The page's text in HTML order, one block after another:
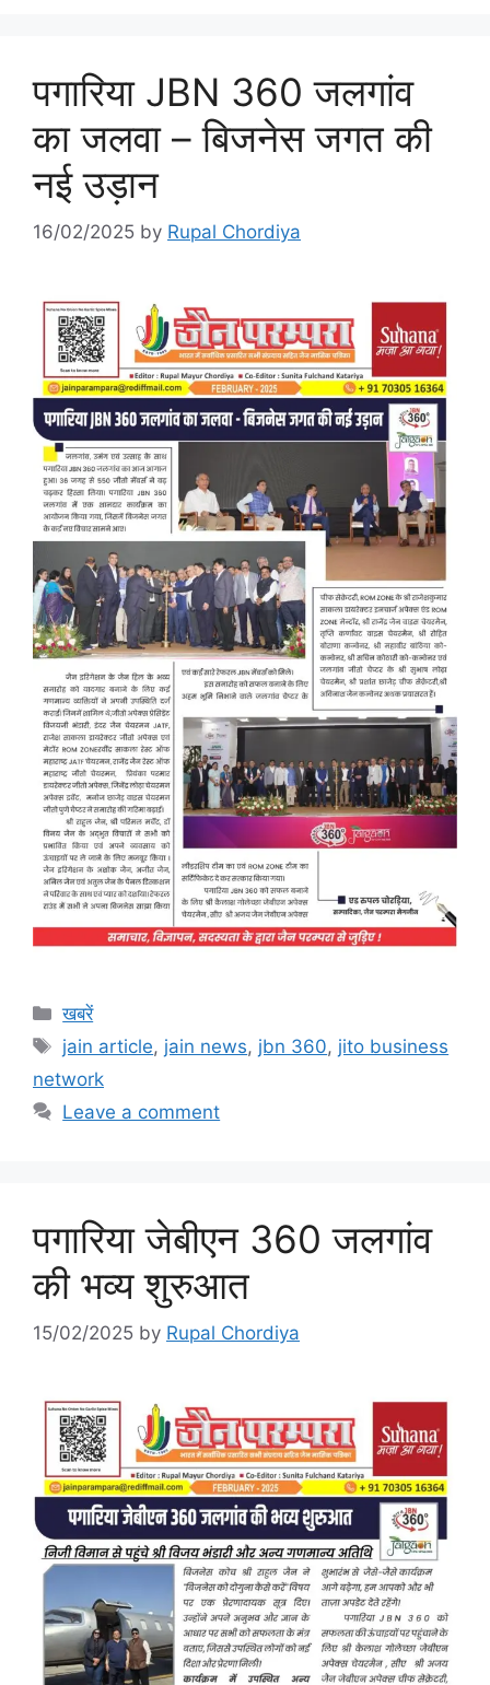
पगारिया JBN 360 जलगांव
का जलवा – बिजनेस जगत की
नई उड़ान
16/02/2025 by Rupal Chordiya
Categories
खबरें
Tags
jain article, jain news, jbn 360, jito business
network
Leave a comment
पगारिया जेबीएन 360 जलगांव
की भव्य शुरुआत
15/02/2025 by Rupal Chordiya